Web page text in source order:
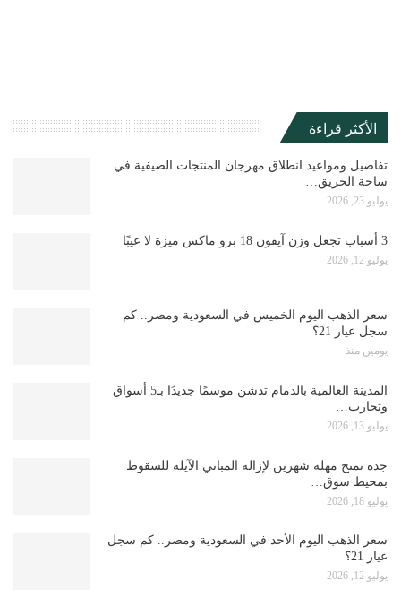
الأكثر قراءة
تفاصيل ومواعيد انطلاق مهرجان المنتجات الصيفية في
ساحة الحريق…
يوليو 23, 2026
3 أسباب تجعل وزن آيفون 18 برو ماكس ميزة لا عيبًا
يوليو 12, 2026
سعر الذهب اليوم الخميس في السعودية ومصر.. كم
سجل عيار 21؟
يومين منذ
المدينة العالمية بالدمام تدشن موسمًا جديدًا بـ5 أسواق
وتجارب…
يوليو 13, 2026
جدة تمنح مهلة شهرين لإزالة المباني الآيلة للسقوط
بمحيط سوق…
يوليو 18, 2026
سعر الذهب اليوم الأحد في السعودية ومصر.. كم سجل
عيار 21؟
يوليو 12, 2026